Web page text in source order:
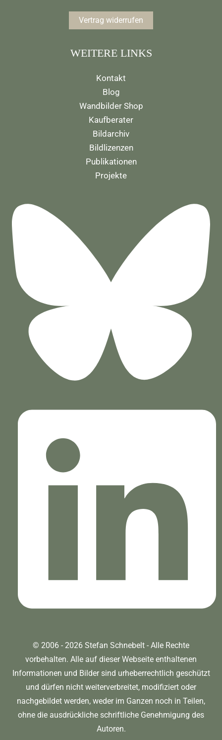
Vertrag widerrufen
WEITERE LINKS
Kontakt
Blog
Wandbilder Shop
Kaufberater
Bildarchiv
Bildlizenzen
Publikationen
Projekte
© 2006 - 2026 Stefan Schnebelt - Alle Rechte
vorbehalten. Alle auf dieser Webseite enthaltenen
Informationen und Bilder sind urheberrechtlich geschützt
und dürfen nicht weiterverbreitet, modifiziert oder
nachgebildet werden, weder im Ganzen noch in Teilen,
ohne die ausdrückliche schriftliche Genehmigung des
Autoren.